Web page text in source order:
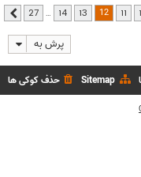
11
12
13
14
…
27 بعدی
پرش به
حذف کوکی ها Sitemap